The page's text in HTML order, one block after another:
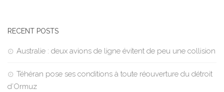
RECENT POSTS
Australie : deux avions de ligne évitent de peu une collision
Téhéran pose ses conditions à toute réouverture du détroit
d’Ormuz